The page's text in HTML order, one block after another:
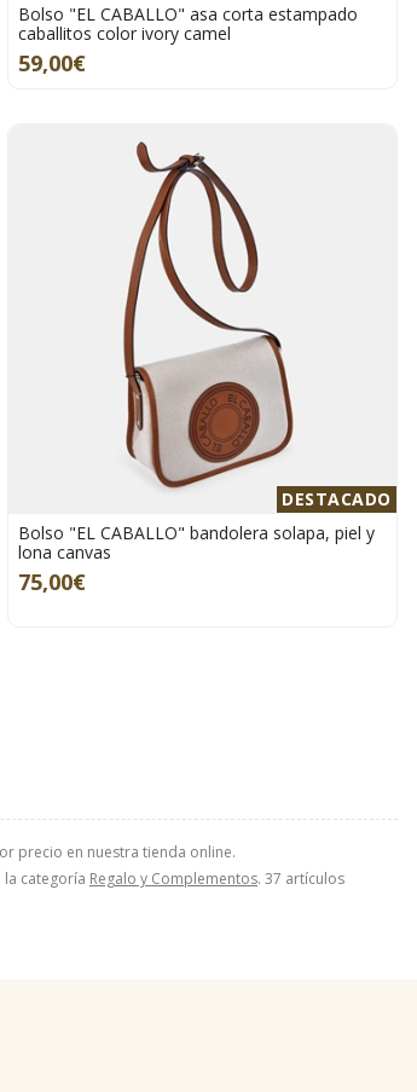
precio en nuestra tienda online.
la categoría Regalo y Complementos. 37 artículos
Bolso "EL CABALLO" asa corta estampado
caballitos color ivory camel
59,00€
DESTACADO
Bolso "EL CABALLO" bandolera solapa, piel y
lona canvas
75,00€